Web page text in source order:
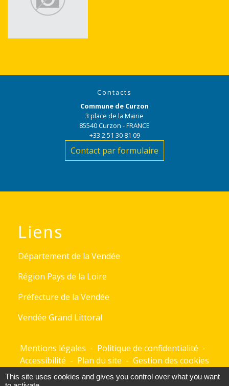
Contacts
Commune de Curzon
3 place de la Mairie
85540 Curzon - FRANCE
+33 2 51 30 81 09
Contact par formulaire
Liens
Département de la Vendée
Région Pays de la Loire
Préfecture de la Vendée
Vendée Grand Littoral
Mentions légales - Politique de confidentialité -
Accessibilité - Plan du site - Gestion des cookies
This site uses cookies and gives you control over what you want